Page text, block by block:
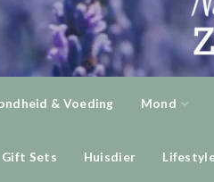
& Voeding Mond
Gift Sets Huisdier